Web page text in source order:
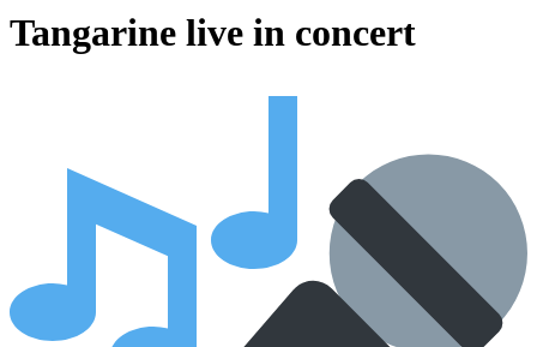
Tangarine live in concert